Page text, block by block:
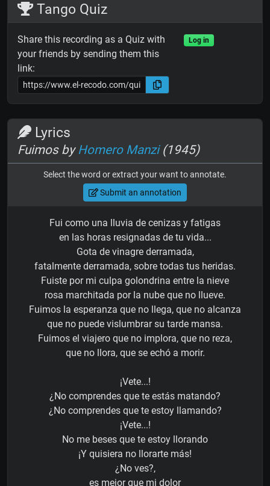
Tango Quiz
Share this recording as a Quiz with
your friends by sending them this
link:
Log in
Lyrics
Fuimos byHomero Manzi(1945)
Select the word or extract your want to annotate.
Submit an annotation
Fui como una lluvia de cenizas y fatigas
en las horas resignadas de tu vida...
Gota de vinagre derramada,
fatalmente derramada, sobre todas tus heridas.
Fuiste por mi culpa golondrina entre la nieve
rosa marchitada por la nube que no llueve.
Fuimos la esperanza que no llega, que no alcanza
que no puede vislumbrar su tarde mansa.
Fuimos el viajero que no implora, que no reza,
que no llora, que se echó a morir.
¡Vete...!
¿No comprendes que te estás matando?
¿No comprendes que te estoy llamando?
¡Vete...!
No me beses que te estoy llorando
¡Y quisiera no llorarte más!
¿No ves?,
es mejor que mi dolor